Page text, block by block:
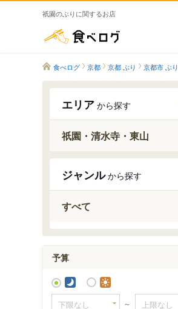
祇園のぶりに関するお店
食べログ 京都 京都 ぶり 京都市 ぶり
エリア から探す
祇園・清水寺・東山
ジャンルから探す
すべて
予算
～